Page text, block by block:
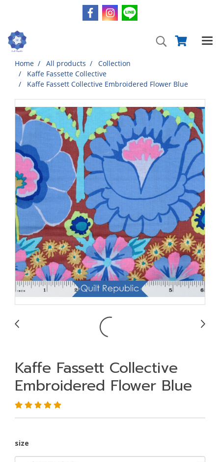
Home All products
Collection
Kaffe Fassette Collective
Kaffe Fassett Collective Embroidered Flower Blue
Kaffe Fassett Collective
Embroidered Flower Blue
size